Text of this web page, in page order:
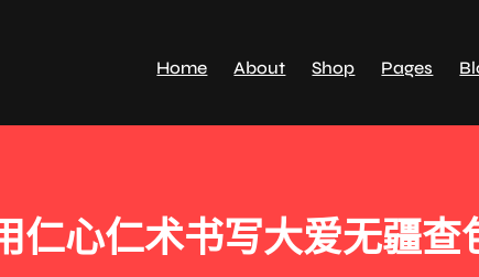
Home About Shop Pages
仁心仁术书写大爱无疆查